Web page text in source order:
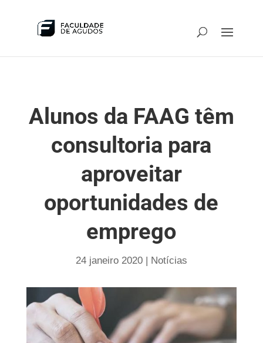
Alunos da FAAG têm
consultoria para
aproveitar
oportunidades de
emprego
24 janeiro 2020| Notícias